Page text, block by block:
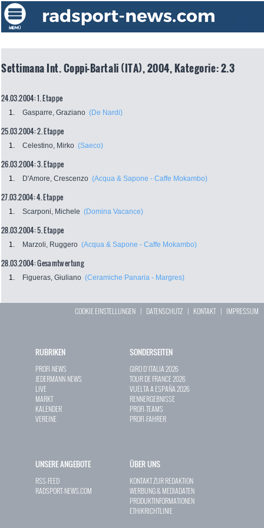
Settimana Int. Coppi-Bartali (ITA), 2004, Kategorie: 2.3
24.03.2004: 1. Etappe
1. Gasparre, Graziano (De Nardi)
25.03.2004: 2. Etappe
1. Celestino, Mirko (Saeco)
26.03.2004: 3. Etappe
1. D'Amore, Crescenzo (Acqua & Sapone - Caffe Mokambo)
27.03.2004: 4. Etappe
1. Scarponi, Michele (Domina Vacance)
28.03.2004: 5. Etappe
1. Marzoli, Ruggero (Acqua & Sapone - Caffe Mokambo)
28.03.2004: Gesamtwertung
1. Figueras, Giuliano (Ceramiche Panaria - Margres)
COOKIE EINSTELLUNGEN | DATENSCHUTZ | KONTAKT| IMPRESSUM
RUBRIKEN
PROFI-NEWS
JEDERMANN-NEWS
LIVE
MARKT
KALENDER
VEREINE
SONDERSEITEN
GIRO D`ITALIA 2026
TOUR DE FRANCE 2026
VUELTA A ESPAÑA 2026
RENNERGEBNISSE
PROFI-TEAMS
PROFI-FAHRER
UNSERE ANGEBOTE
RSS-FEED
RADSPORT-NEWS.COM
ÜBER UNS
KONTAKT ZUR REDAKTION
WERBUNG & MEDIADATEN
PRODUKTINFORMATIONEN
ETHIKRICHTLINIE